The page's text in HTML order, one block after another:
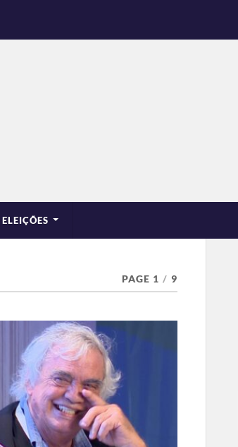
ELEIÇÕES
PAGE 1 / 9